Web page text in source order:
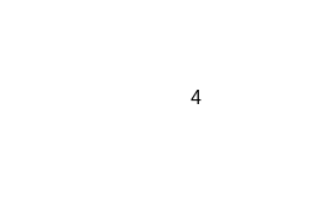
4